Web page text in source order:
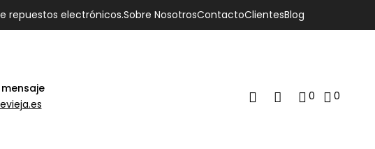
repuestos electrónicos.Sobre NosotrosContactoClientesBlog
0 0